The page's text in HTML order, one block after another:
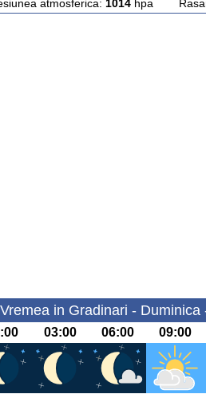
atmosferica: 1014hpa
Vremea in Gradinari - Duminica
03:00 06:00 09:00